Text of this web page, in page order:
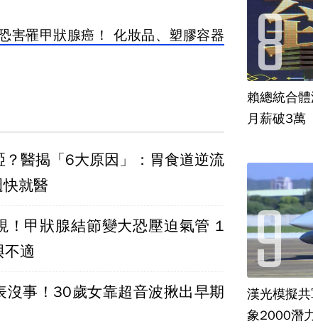
害罹甲狀腺癌！ 化妝品、塑膠容器
？醫揭「6大原因」：胃食道逆流
就醫
甲狀腺結節變大恐壓迫氣管 1
不適
沒事！30歲女靠超音波揪出早期
賴總統合體
月薪破3萬
漢光模擬
象2000潛